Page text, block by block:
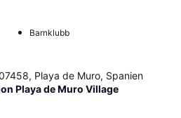
Barnklubb
Playa de Muro, Spanien
Playa de Muro Village